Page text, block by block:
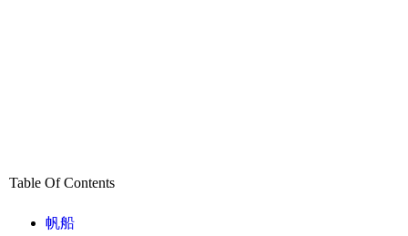
Table Of Contents
帆船